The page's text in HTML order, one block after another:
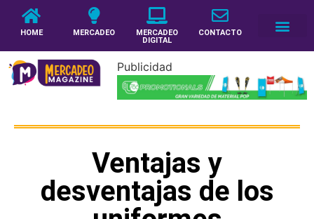
HOME MERCADEO
MERCADEO
DIGITAL
CONTACTO
Publicidad
Ventajas y
desventajas de los